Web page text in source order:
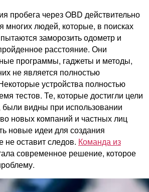
пробега через OBD действительно
многих людей, которые, в поисках
заморозить одометр и
расстояние. Они
программы, гаджеты и методы,
не является полностью
устройства полностью
тестов. Те, которые достигли цели
были видны при использовании
новых компаний и частных лиц
новые идеи для создания
не оставит следов. Команда из
современное решение, которое